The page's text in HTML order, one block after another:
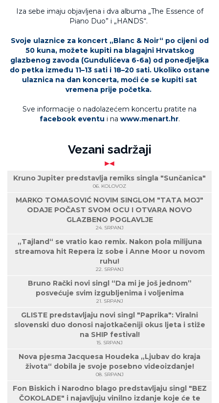
Iza sebe imaju objavljena i dva albuma „The Essence of
Piano Duo” i „HANDS“.
Svoje ulaznice za koncert „Blanc & Noir“ po cijeni od
50 kuna, možete kupiti na blagajni Hrvatskog
glazbenog zavoda (Gundulićeva 6-6a) od ponedjeljka
do petka između 11–13 sati i 18–20 sati. Ukoliko ostane
ulaznica na dan koncerta, moći će se kupiti sat
vremena prije početka.
Sve informacije o nadolazećem koncertu pratite na
facebook eventu i na www.menart.hr.
Vezani sadržaji
Kruno Jupiter predstavlja remiks singla "Sunčanica"
06. KOLOVOZ
MARKO TOMASOVIĆ NOVIM SINGLOM "TATA MOJ"
ODAJE POČAST SVOM OCU I OTVARA NOVO
GLAZBENO POGLAVLJE
24. SRPANJ
„Tajland“ se vratio kao remix. Nakon pola milijuna
streamova hit Repera iz sobe i Anne Moor u novom
ruhu!
22. SRPANJ
Bruno Rački novi singl “Da mi je još jednom”
posvećuje svim izgubljenima i voljenima
21. SRPANJ
GLISTE predstavljaju novi singl "Paprika": Viralni
slovenski duo donosi najotkačeniji okus ljeta i stiže
na SHIP festival!
15. SRPANJ
Nova pjesma Jacquesa Houdeka „Ljubav do kraja
života“ dobila je svoje posebno videoizdanje!
08. SRPANJ
Fon Biskich i Narodno blago predstavljaju singl "BEZ
ČOKOLADE" i najavljuju vinilno izdanje koje će te